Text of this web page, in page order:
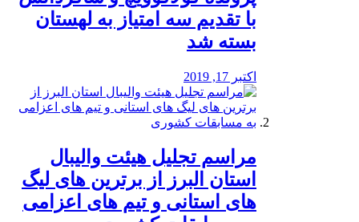
با تقدیم سه امتیاز به لهستان
بسته شد
اکتبر 17, 2019
مراسم تجلیل هیئت والیبال
استان البرز از برترین های لیگ
های استانی و تیم های اعزامی